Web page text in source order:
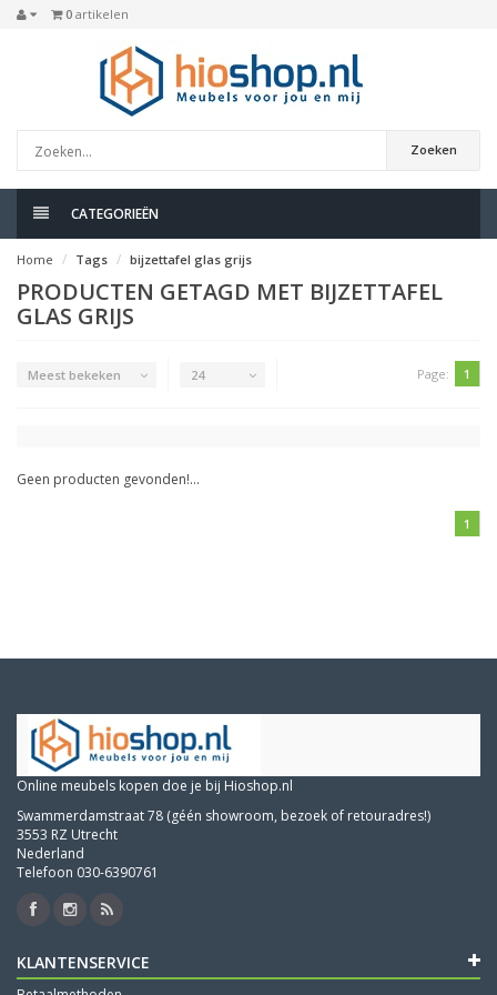
0 artikelen
Zoeken
CATEGORIEËN
Home Tags bijzettafel glas grijs
PRODUCTEN GETAGD MET BIJZETTAFEL
GLAS GRIJS
Meest bekeken 24 Page: 1
Geen producten gevonden!...
1
Online meubels kopen doe je bij Hioshop.nl
Swammerdamstraat 78 (géén showroom, bezoek of retouradres!)
3553 RZ Utrecht
Nederland
Telefoon 030-6390761
KLANTENSERVICE